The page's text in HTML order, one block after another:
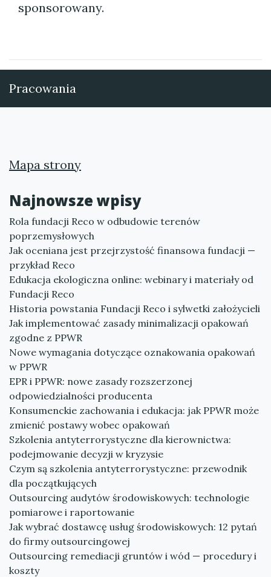
sponsorowany.
Pracowania
Mapa strony
Najnowsze wpisy
Rola fundacji Reco w odbudowie terenów
poprzemysłowych
Jak oceniana jest przejrzystość finansowa fundacji —
przykład Reco
Edukacja ekologiczna online: webinary i materiały od
Fundacji Reco
Historia powstania Fundacji Reco i sylwetki założycieli
Jak implementować zasady minimalizacji opakowań
zgodne z PPWR
Nowe wymagania dotyczące oznakowania opakowań
w PPWR
EPR i PPWR: nowe zasady rozszerzonej
odpowiedzialności producenta
Konsumenckie zachowania i edukacja: jak PPWR może
zmienić postawy wobec opakowań
Szkolenia antyterrorystyczne dla kierownictwa:
podejmowanie decyzji w kryzysie
Czym są szkolenia antyterrorystyczne: przewodnik
dla początkujących
Outsourcing audytów środowiskowych: technologie
pomiarowe i raportowanie
Jak wybrać dostawcę usług środowiskowych: 12 pytań
do firmy outsourcingowej
Outsourcing remediacji gruntów i wód — procedury i
koszty